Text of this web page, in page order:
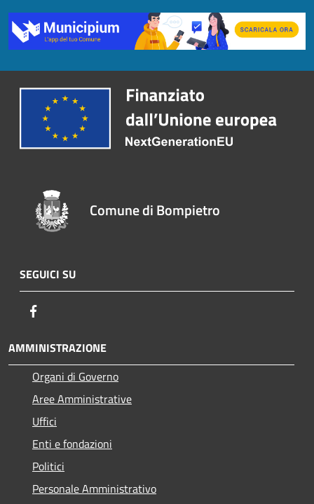
Comune di Bompietro
SEGUICI SU
AMMINISTRAZIONE
Organi di Governo
Aree Amministrative
Uffici
Enti e fondazioni
Politici
Personale Amministrativo